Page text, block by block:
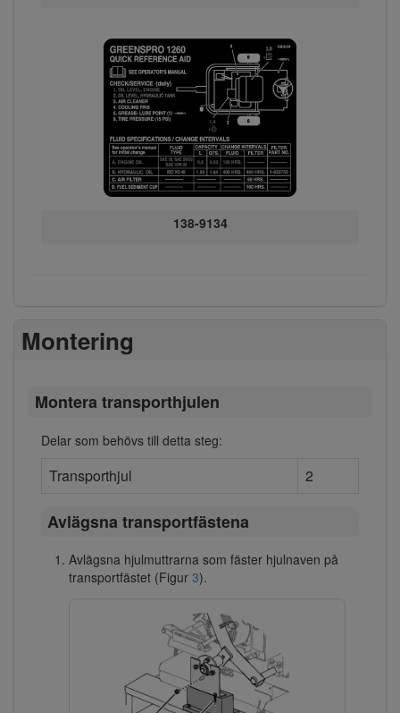
138-9134
Montering
Montera transporthjulen
Delar som behövs till detta steg:
Transporthjul 2
Avlägsna transportfästena
Avlägsna hjulmuttrarna som fäster hjulnaven på
transportfästet (Figur3).